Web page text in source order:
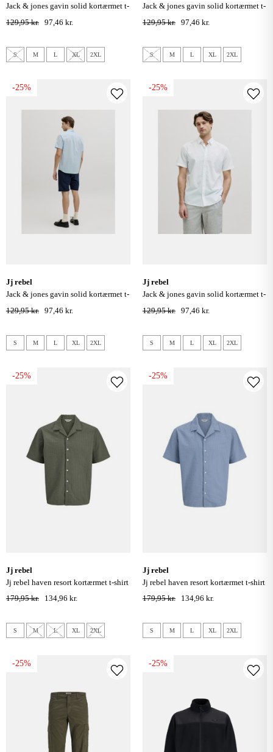
jack & jones gavin solid kortærmet t-
shirt - sky captain
129,95 kr. 97,46 kr.
S M L XL 2XL
jack & jones gavin solid kortærmet t-
shirt - sort
129,95 kr. 97,46 kr.
S M L XL 2XL
-25%
jj rebel
jack & jones gavin solid kortærmet t-
shirt - cashmere blue
129,95 kr. 97,46 kr.
S M L XL 2XL
-25%
jj rebel
jack & jones gavin solid kortærmet t-
shirt - hvid
129,95 kr. 97,46 kr.
S M L XL 2XL
-25%
jj rebel
jj rebel haven resort kortærmet t-shirt
- beetle
179,95 kr. 134,96 kr.
S M L XL 2XL
-25%
jj rebel
jj rebel haven resort kortærmet t-shirt
- faded denim
179,95 kr. 134,96 kr.
S M L XL 2XL
-25% -25%